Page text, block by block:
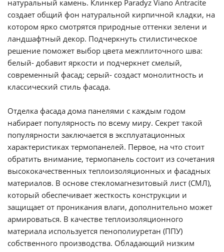
натуральный камень. Клинкер Paradyz Viano Antracite
создает общий фон натуральной кирпичной кладки, на
котором ярко смотрятся природные оттенки зелени и
ландшафтный декор. Подчеркнуть стилистическое
решение поможет выбор цвета межплиточного шва:
белый- добавит яркости и подчеркнет смелый,
современный фасад; серый- создаст монолитность и
классический стиль фасада.
Отделка фасада дома панелями с каждым годом
набирает популярность по всему миру. Секрет такой
популярности заключается в эксплуатационных
характеристиках термопанелей. Первое, на что стоит
обратить внимание, термопанель состоит из сочетания
высококачественных теплоизоляционных и фасадных
материалов. В основе стекломагнезитовый лист (СМЛ),
который обеспечивает жесткость конструкции и
защищает от проникания влаги, дополнительно может
армироваться. В качестве теплоизоляционного
материала используется пенополиуретан (ППУ)
собственного производства. Обладающий низким